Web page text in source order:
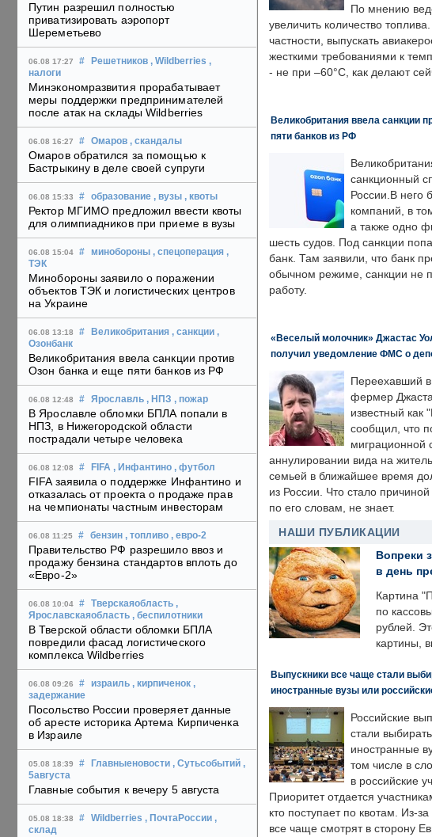
Путин разрешил полностью
приватизировать аэропорт
Шереметьево
06.08 17:27 # Решетников , Wildberries ,
налоги
Минэкономразвития прорабатывает
меры поддержки предпринимателей
после атак на склады Wildberries
06.08 16:27 # Омаров , скандалы
Омаров обратился за помощью к
Бастрыкину в деле своей супруги
06.08 15:33 # образование , вузы , квоты
Ректор МГИМО предложил ввести квоты
для олимпиадников при приеме в вузы
06.08 15:04 # минобороны , спецоперация ,
ТЭК
Минобороны заявило о поражении
объектов ТЭК и логистических центров
на Украине
06.08 13:18 # Великобритания , санкции ,
Озонбанк
Великобритания ввела санкции против
Озон банка и еще пяти банков из РФ
06.08 12:48 # Ярославль , НПЗ , пожар
В Ярославле обломки БПЛА попали в
НПЗ, в Нижегородской области
пострадали четыре человека
06.08 12:08 # FIFA , Инфантино , футбол
FIFA заявила о поддержке Инфантино и
отказалась от проекта о продаже прав
на чемпионаты частным инвесторам
06.08 11:25 # бензин , топливо , евро-2
Правительство РФ разрешило ввоз и
продажу бензина стандартов вплоть до
«Евро-2»
06.08 10:04 # Тверскаяобласть ,
Ярославскаяобласть , беспилотники
В Тверской области обломки БПЛА
повредили фасад логистического
комплекса Wildberries
06.08 09:26 # израиль , кирпиченок ,
задержание
Посольство России проверяет данные
об аресте историка Артема Кирпиченка
в Израиле
05.08 18:39 # Главныеновости , Сутьсобытий ,
5августа
Главные события к вечеру 5 августа
05.08 18:38 # Wildberries , ПочтаРоссии ,
склад
По мнению
увеличить количество
частности, выпускать
жесткими требованиями к
- не при –60°C, как делают
Великобритания ввела санкции
пяти банков из РФ
санкционный
России.В него
компаний, в
а также одно
шесть судов. Под санкции
банк. Там заявили, что банк
обычном режиме, санкции не
работу.
«Веселый молочник» Джастас
получил уведомление ФМС о
Переехавший
фермер
известный как
сообщил, что
миграционной
аннулировании вида на
семьей в ближайшее время
из России. Что стало
по его словам, не знает.
НАШИ ПУБЛИКАЦИИ
Вопреки
в день
Картина
по
рублей.
картины,
Выпускники все чаще стали
иностранные вузы или
Российские
стали
иностранные
том числе в
в российские
Приоритет отдается
кто поступает по квотам. Из-за
все чаще смотрят в сторону